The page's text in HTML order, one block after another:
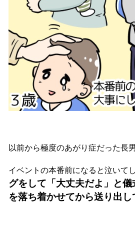
以前から極度のあがり症だった長男
イベントの本番前になると泣いてし
グをして「大丈夫だよ」と
を落ち着かせてから送り出し